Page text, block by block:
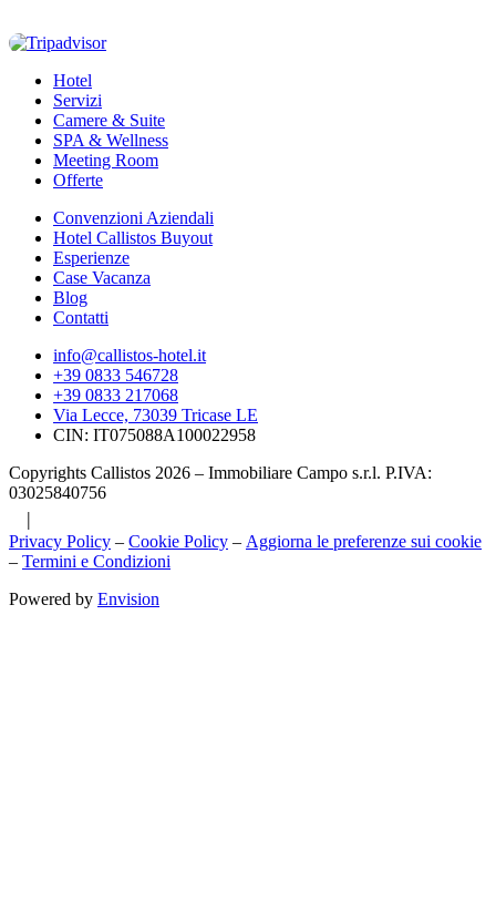
Hotel
Servizi
Camere & Suite
SPA & Wellness
Meeting Room
Offerte
Convenzioni Aziendali
Hotel Callistos Buyout
Esperienze
Case Vacanza
Blog
Contatti
info@callistos-hotel.it
+39 0833 546728
+39 0833 217068
Via Lecce, 73039 Tricase LE
CIN: IT075088A100022958
Copyrights Callistos 2026 – Immobiliare Campo s.r.l. P.IVA:
03025840756
|
Privacy Policy – Cookie Policy – Aggiorna le preferenze sui cookie
– Termini e Condizioni
Powered by Envision